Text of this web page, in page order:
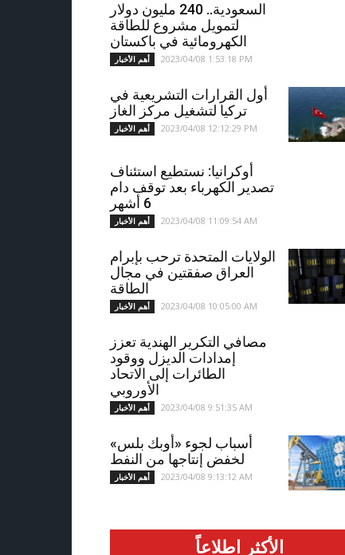
السعودية.. 240 مليون دولار
لتمويل مشروع للطاقة
الكهرومائية في باكستان
أهم الأخبار 2023/04/08 1:53:18 PM
أول القرارات التشريعية في
تركيا لتشغيل مركز الغاز
أهم الأخبار 2023/04/08 12:12:29 PM
أوكرانيا: نستطيع استئناف
تصدير الكهرباء بعد توقف دام
6 أشهر
أهم الأخبار 2023/04/08 11:09:54 AM
الولايات المتحدة ترحب بإبرام
العراق صفقتين في مجال
الطاقة
أهم الأخبار 2023/04/08 10:05:00 AM
مصافي التكرير الهندية تعزز
إمدادات الديزل ووقود
الطائرات إلى الاتحاد
الأوروبي
أهم الأخبار 2023/04/08 9:51:35 AM
أسباب لجوء «أوبك بلس»
لخفض إنتاجها من النفط
أهم الأخبار 2023/04/08 9:13:12 AM
الأكثر اطلاعاً